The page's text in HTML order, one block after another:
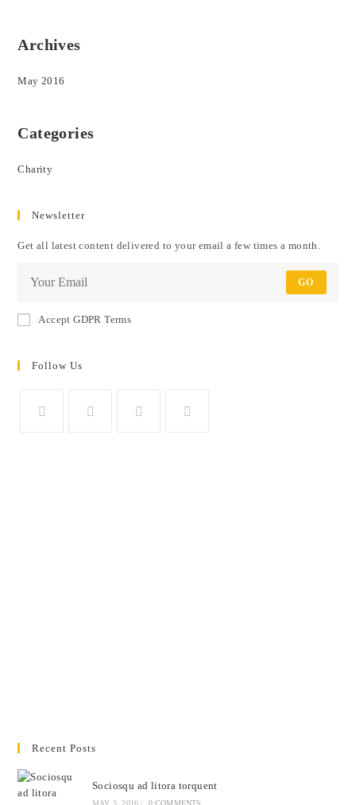
Archives
May 2016
Categories
Charity
Newsletter
Get all latest content delivered to your email a few times a month.
GO
Accept GDPR Terms
Follow Us
Recent Posts
Sociosqu ad litora torquent
MAY 3, 2016 / 0 COMMENTS